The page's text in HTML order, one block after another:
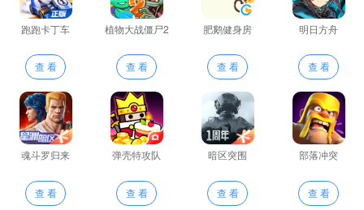
跑跑卡丁车
查 看
植物大战僵尸2
查 看
肥鹅健身房
查 看
明日方舟
查 看
魂斗罗归来
查 看
弹壳特攻队
查 看
暗区突围
查 看
部落冲突
查 看